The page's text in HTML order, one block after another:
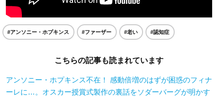
#アンソニー・ホプキンス #ファーザー #老い #認知症
こちらの記事も読まれています
アンソニー・ホプキンス不在！ 感動倍増のはずが困惑のフィナ
ーレに…。オスカー授賞式製作の裏話をソダーバーグが明かす